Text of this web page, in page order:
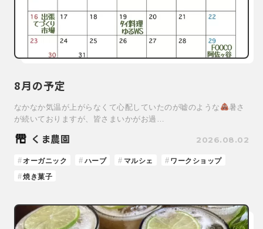
8月の予定
なかなか気温が上がらなくて心配していたのが嘘のような
暑さ
が続いておりますが、皆さまいかがお過…
くま農園 2026.08.02
オーガニック ハーブ マルシェ
ワークショップ
焼き菓子